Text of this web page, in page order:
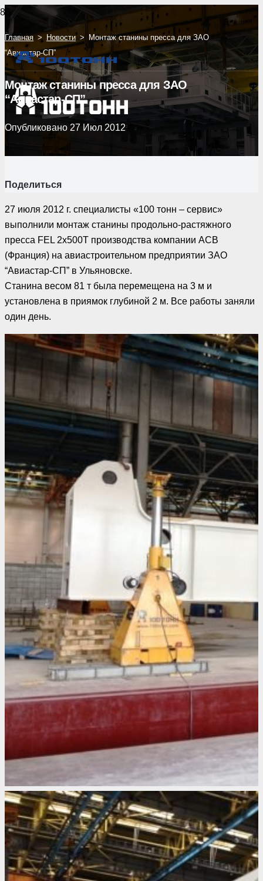
Главная > Новости >
Монтаж станины пресса для ЗАО
“Авиастар-СП”
Монтаж станины пресса для ЗАО
“Авиастар-СП”
Опубликовано 27 Июл 2012
Поделиться
27 июля 2012 г. специалисты «100 тонн – сервис»
выполнили монтаж станины продольно-растяжного
пресса FEL 2x500T производства компании АСВ
(Франция) на авиастроительном предприятии ЗАО
“Авиастар-СП” в Ульяновске.
Станина весом 81 т была перемещена на 3 м и
установлена в приямок глубиной 2 м. Все работы заняли
один день.